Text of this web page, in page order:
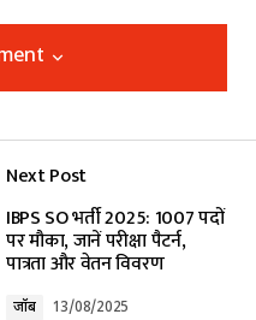
*
Next Post
IBPS SO भर्ती 2025: 1007 पदों
पर मौका, जानें परीक्षा पैटर्न,
पात्रता और वेतन विवरण
जॉब 13/08/2025